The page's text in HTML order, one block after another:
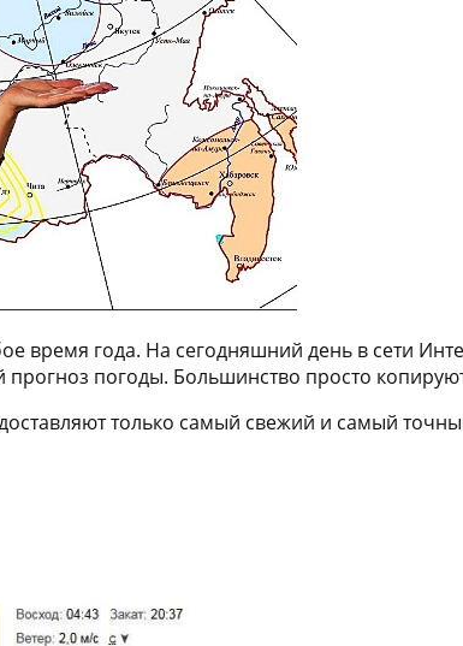
время года. На сегодняшний день в сети
погоды. Большинство просто
только самый свежий и самый